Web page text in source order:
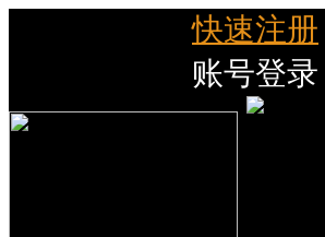
快速注册
账号登录